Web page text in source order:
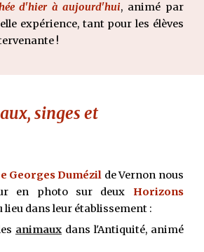
d'hier à aujourd'hui, animé par
expérience, tant pour les élèves
!
singes et
Georges Dumézil de Vernon nous
en photo sur deux Horizons
lieu dans leur établissement :
animauxdans l'Antiquité, animé